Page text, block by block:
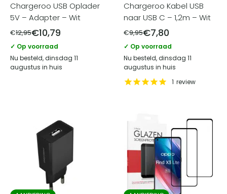
Chargeroo USB Oplader
5V – Adapter – Wit
€12,95€10,79
✓ Op voorraad
Nu besteld, dinsdag 11
augustus in huis
Chargeroo Kabel USB
naar USB C – 1,2m – Wit
€9,95€7,80
✓ Op voorraad
Nu besteld, dinsdag 11
augustus in huis
1 review